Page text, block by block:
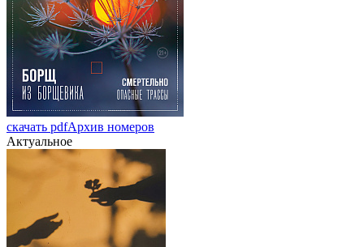
скачать pdfАрхив номеров
Актуальное